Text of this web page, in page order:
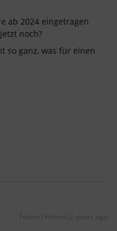
ab 2024 eingetragen
noch?
so ganz, was für einen
Forum|Forum|2 years ago